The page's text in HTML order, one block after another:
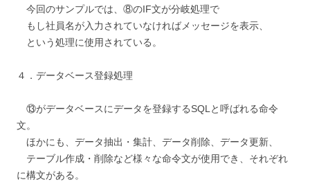
今回のサンプルでは、⑧のIF文が分岐処理で
もし社員名が入力されていなければメッセージを表示、
という処理に使用されている。
４．データベース登録処理
⑬がデータベースにデータを登録するSQLと呼ばれる命令
文。
ほかにも、データ抽出・集計、データ削除、データ更新、
テーブル作成・削除など様々な命令文が使用でき、それぞれ
に構文がある。